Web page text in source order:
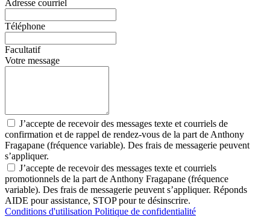
Adresse courriel
Téléphone
Facultatif
Votre message
J’accepte de recevoir des messages texte et courriels de
confirmation et de rappel de rendez-vous de la part de Anthony
Fragapane (fréquence variable). Des frais de messagerie peuvent
s’appliquer.
J’accepte de recevoir des messages texte et courriels
promotionnels de la part de Anthony Fragapane (fréquence
variable). Des frais de messagerie peuvent s’appliquer. Réponds
AIDE pour assistance, STOP pour te désinscrire.
Conditions d'utilisation Politique de confidentialité